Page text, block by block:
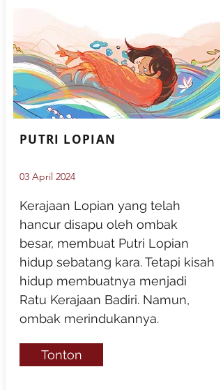
PUTRI LOPIAN
03 April 2024
Kerajaan Lopian yang telah
hancur disapu oleh ombak
besar, membuat Putri Lopian
hidup sebatang kara. Tetapi kisah
hidup membuatnya menjadi
Ratu Kerajaan Badiri. Namun,
ombak merindukannya.
Tonton